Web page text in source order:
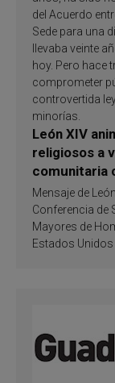
del Acuerdo
Sede para una
llevaba veinte
hoy. Pero hace
comprometer
controvertida
minorías.
León XIV
religiosos a
comunitaria
de
santificación
Mensaje de
Conferencia de
Mayores de
Estados Unidos